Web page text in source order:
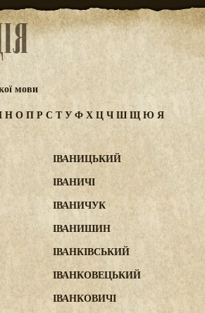
мови
НОПРС ТУФХЦЧШЩЮ Я
ІВАНИЦЬКИЙ
ІВАНИЧІ
ІВАНИЧУК
ІВАНИШИН
ІВАНКІВСЬКИЙ
ІВАНКОВЕЦЬКИЙ
ІВАНКОВИЧІ